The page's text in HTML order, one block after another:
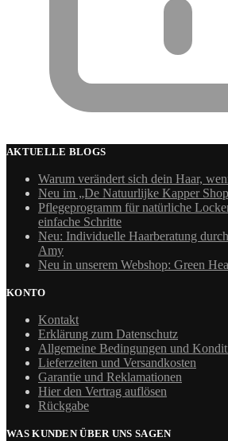
AKTUELLE BLOGS
Warum verändert sich dein Haar,
Neu im „De Natuurlijke Kapper
Pflegeprogramm für natürliche
einfache Schritte
Neu: Individuelle Haarberatung
Amy
Neu in unserem Webshop: Green
KONTO
Kontakt
Erklärung zum Datenschutz
Allgemeine Bedingungen und
Lieferzeiten und Versandkosten
Garantie und Reklamationen
Hier den Vertrag auflösen
Rückgabe
WAS KUNDEN ÜBER UNS SAGEN